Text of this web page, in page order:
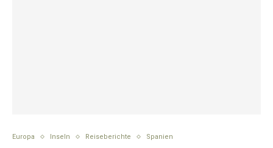
Europa Inseln Reiseberichte Spanien